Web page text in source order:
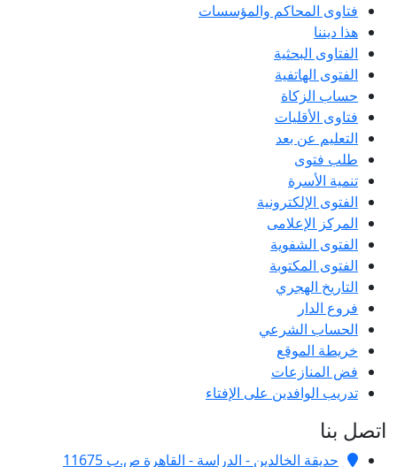
فتاوى المحاكم والمؤسسات
هذا ديننا
الفتاوى البحثية
الفتوى الهاتفية
حساب الزكاة
فتاوى الأقليات
التعليم عن بعد
طلب فتوى
تنمية الأسرة
الفتوى الإلكترونية
المركز الإعلامى
الفتوى الشفوية
الفتوى المكتوبة
التاريخ الهجري
فروع الدار
الحساب الشرعي
خريطة الموقع
فض المنازعات
تدريب الوافدين على الإفتاء
اتصل بنا
حديقة الخالدين - الدراسة - القاهرة ص.ب 11675